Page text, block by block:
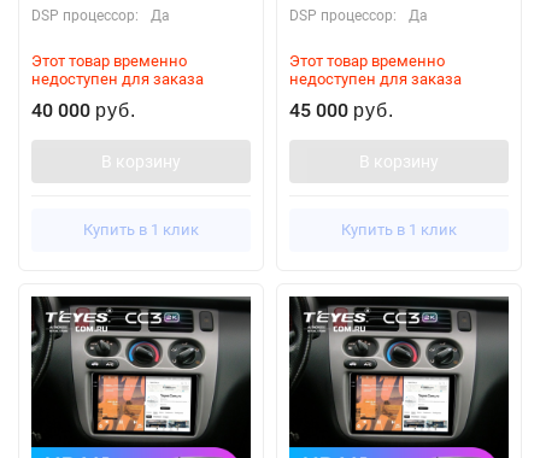
DSP процессор: Да
Этот товар временно
недоступен для заказа
40 000 руб.
В корзину
Купить в 1 клик
DSP процессор: Да
Этот товар временно
недоступен для заказа
45 000 руб.
В корзину
Купить в 1 клик